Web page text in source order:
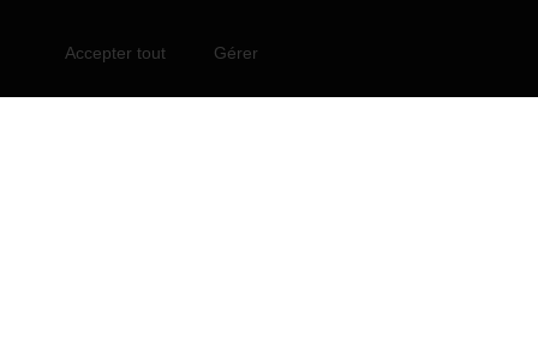
Accepter tout Gérer
abordables
- Taux d’inoccupation des